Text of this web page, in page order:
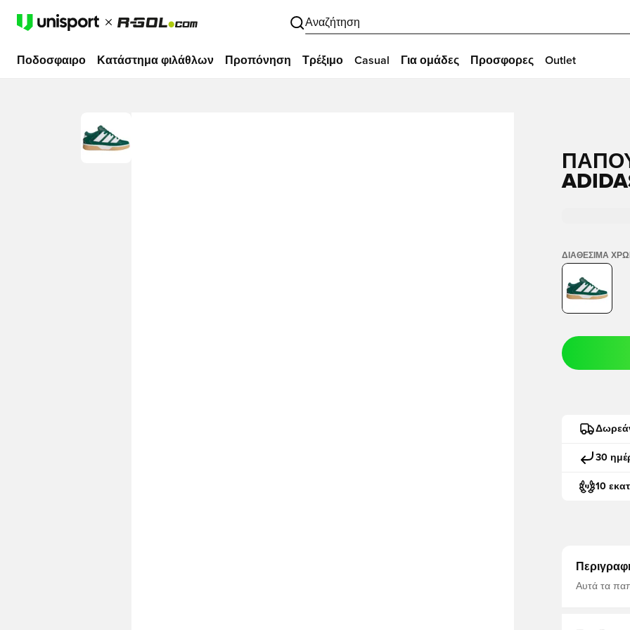
Αναζήτηση
Ποδοσφαιρο Κατάστημα φιλάθλων Προπόνηση Τρέξιμο Casual Για ομάδες Προσφορες Outlet
ΔΙΑΘΈΣΙΜΑ
30
10
Αυτά τα